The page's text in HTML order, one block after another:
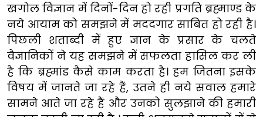
खगोल विज्ञान में दिनों-दिन हो रही प्रगति ब्रह्माण्ड के
नये आयाम को समझने में मददगार साबित हो रही है।
पिछली शताब्दी में हुए ज्ञान के प्रसार के चलते
वैज्ञानिकों ने यह समझने में सफलता हासिल कर ली
है कि ब्रह्मांड कैसे काम करता है। हम जितना इसके
विषय में जानते जा रहे हैं, उतने ही नये सवाल हमारे
सामने आते जा रहे हैं और उनको सुलझाने की हमारी